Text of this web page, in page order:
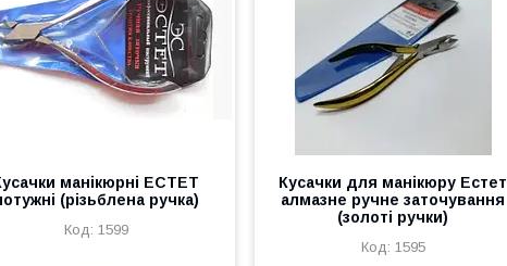
манікюрні ЕСТЕТ
(різьблена ручка)
1599
Кусачки для манікюру Естет
алмазне ручне заточування
(золоті ручки)
1595